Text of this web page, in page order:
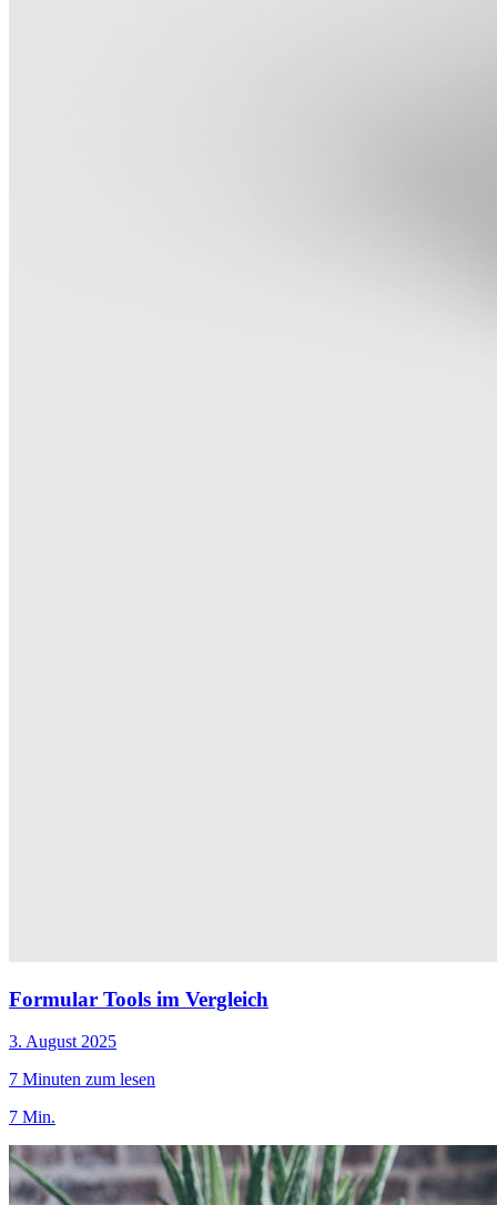
Formular Tools im Vergleich
3. August 2025
7 Minuten zum lesen
7 Min.